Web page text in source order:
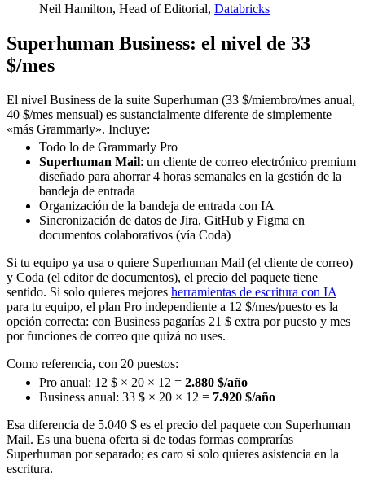
Neil Hamilton, Head of Editorial, Databricks
Superhuman Business: el nivel de 33
$/mes
El nivel Business de la suite Superhuman (33 $/miembro/mes anual,
40 $/mes mensual) es sustancialmente diferente de simplemente
«más Grammarly». Incluye:
Todo lo de Grammarly Pro
Superhuman Mail: un cliente de correo electrónico premium
diseñado para ahorrar 4 horas semanales en la gestión de la
bandeja de entrada
Organización de la bandeja de entrada con IA
Sincronización de datos de Jira, GitHub y Figma en
documentos colaborativos (vía Coda)
Si tu equipo ya usa o quiere Superhuman Mail (el cliente de correo)
y Coda (el editor de documentos), el precio del paquete tiene
sentido. Si solo quieres mejores herramientas de escritura con IA
para tu equipo, el plan Pro independiente a 12 $/mes/puesto es la
opción correcta: con Business pagarías 21 $ extra por puesto y mes
por funciones de correo que quizá no uses.
Como referencia, con 20 puestos:
Pro anual: 12 $ × 20 × 12 = 2.880 $/año
Business anual: 33 $ × 20 × 12 = 7.920 $/año
Esa diferencia de 5.040 $ es el precio del paquete con Superhuman
Mail. Es una buena oferta si de todas formas comprarías
Superhuman por separado; es caro si solo quieres asistencia en la
escritura.